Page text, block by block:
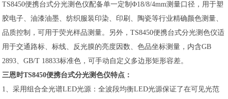
TS8450便携台式分光测色仪配备单一定制Φ18/8/4mm测量口径，用于塑
胶电子、油漆油墨、纺织服装印染、印刷、陶瓷等行业精确颜色测量、
品质控制，可用于荧光样品测量。另外，TS8450便携台式分光测色仪适
用于交通路标、标线、反光膜的亮度因数、色品坐标测量，内含GB
2893、GB/T 18833标准色，可手动自定义多边形矩形容差。
三恩时TS8450便携台式分光测色仪特点：
1、采用组合全光谱LED光源：全波段均衡LED光源保证了在可见光范